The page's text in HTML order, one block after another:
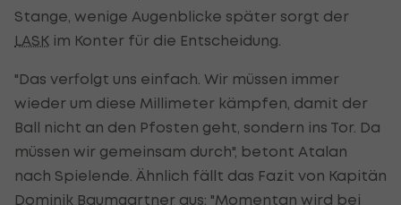
Stange, wenige Augenblicke später sorgt der
LASK im Konter für die Entscheidung.
"Das verfolgt uns einfach. Wir müssen immer
wieder um diese Millimeter kämpfen, damit der
Ball nicht an den Pfosten geht, sondern ins Tor. Da
müssen wir gemeinsam durch", betont Atalan
nach Spielende. Ähnlich fällt das Fazit von Kapitän
Dominik Baumgartner aus: "Momentan wird bei